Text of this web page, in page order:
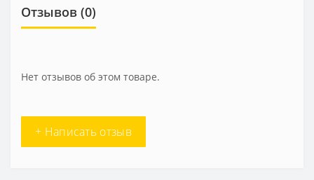
Отзывов (0)
Нет отзывов об этом товаре.
+ Написать отзыв